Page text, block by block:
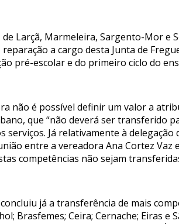
de Larçã, Marmeleira, Sargento-Mor e
a cargo desta Junta de
pré-escolar e do primeiro ciclo do
não é possível definir um valor a
que “não deverá ser transferido
Já relativamente à delegação
entre a vereadora Ana Cortez Vaz
competências não sejam
já a transferência de mais
Brasfemes; Ceira; Cernache; Eiras e